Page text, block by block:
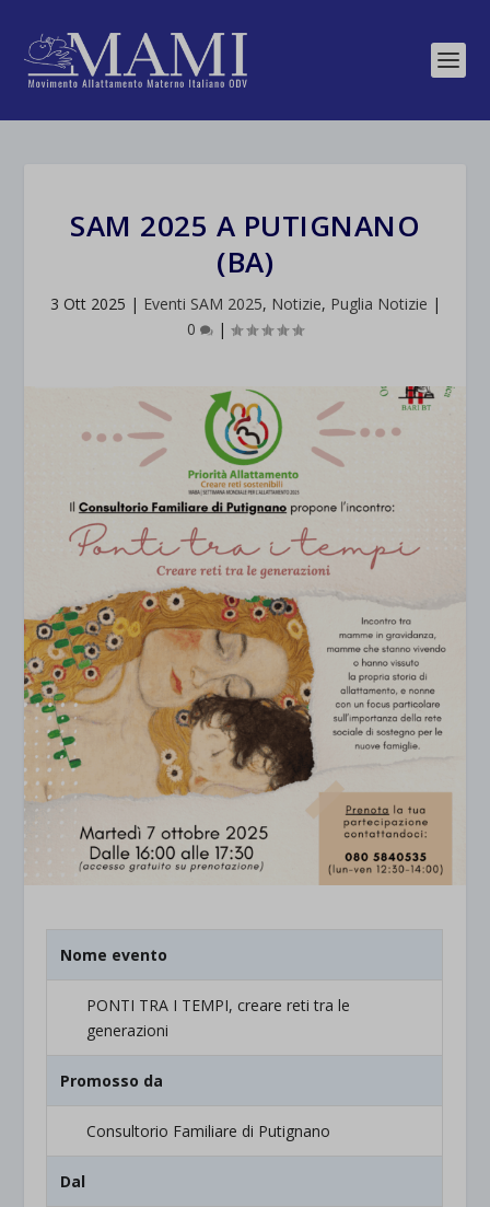
SAM 2025 A PUTIGNANO
(BA)
3 Ott 2025 | Eventi SAM 2025, Notizie, Puglia Notizie |
0
|
Nome evento
PONTI TRA I TEMPI, creare reti tra le
generazioni
Promosso da
Consultorio Familiare di Putignano
Dal